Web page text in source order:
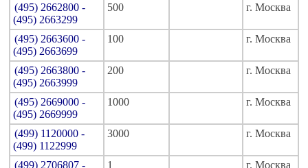
(495) 2662800 -
(495) 2663299
500 г. Москва
(495) 2663600 -
(495) 2663699
100 г. Москва
(495) 2663800 -
(495) 2663999
200 г. Москва
(495) 2669000 -
(495) 2669999
1000 г. Москва
(499) 1120000 -
(499) 1122999
3000 г. Москва
(499) 2706807 -
1 г. Москва